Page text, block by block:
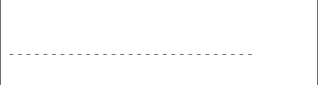
－－－－－－－－－－－－－－－－－－－－－－－－－－－－－